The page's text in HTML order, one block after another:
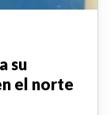
su
el norte